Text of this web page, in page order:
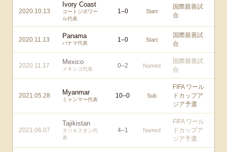
2020.10.13
Ivory Coast
コートジボワー
ル代表
1–0 Start
国際親善試
合
2020.11.13 Panama
パナマ代表 1–0 Start
国際親善試
合
2020.11.17 Mexico
メキシコ代表 0–2 Named
国際親善試
合
2021.05.28 Myanmar
ミャンマー代表
10–0 Sub
FIFA ワール
ドカップア
ジア予選
2021.06.07
Tajikistan
タジキスタン代
表
4–1 Named
FIFA ワール
ドカップア
ジア予選